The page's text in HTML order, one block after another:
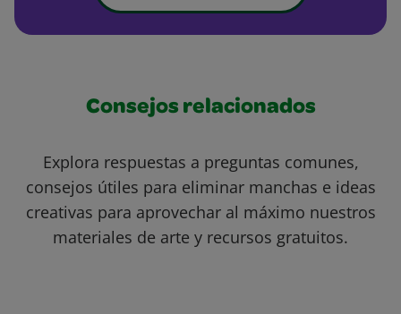
Consejos relacionados
Explora respuestas a preguntas comunes,
consejos útiles para eliminar manchas e ideas
creativas para aprovechar al máximo nuestros
materiales de arte y recursos gratuitos.